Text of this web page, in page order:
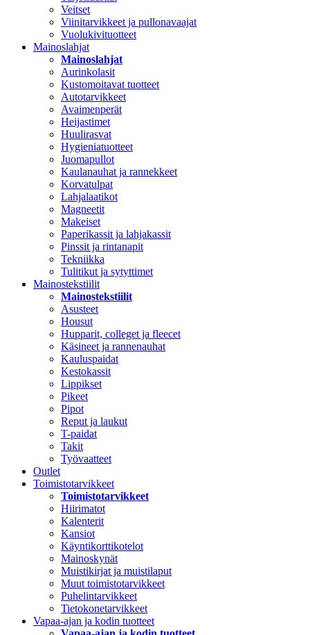
Veitset
Viinitarvikkeet ja pullonavaajat
Vuolukivituotteet
Mainoslahjat
Mainoslahjat
Aurinkolasit
Kustomoitavat tuotteet
Autotarvikkeet
Avaimenperät
Heijastimet
Huulirasvat
Hygieniatuotteet
Juomapullot
Kaulanauhat ja rannekkeet
Korvatulpat
Lahjalaatikot
Magneetit
Makeiset
Paperikassit ja lahjakassit
Pinssit ja rintanapit
Tekniikka
Tulitikut ja sytyttimet
Mainostekstiilit
Mainostekstiilit
Asusteet
Housut
Hupparit, colleget ja fleecet
Käsineet ja rannenauhat
Kauluspaidat
Kestokassit
Lippikset
Pikeet
Pipot
Reput ja laukut
T-paidat
Takit
Työvaatteet
Outlet
Toimistotarvikkeet
Toimistotarvikkeet
Hiirimatot
Kalenterit
Kansiot
Käyntikorttikotelot
Mainoskynät
Muistikirjat ja muistilaput
Muut toimistotarvikkeet
Puhelintarvikkeet
Tietokonetarvikkeet
Vapaa-ajan ja kodin tuotteet